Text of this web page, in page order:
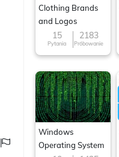
Clothing Brands
and Logos
15
Pytania
2183
Próbowanie
Windows
Operating System